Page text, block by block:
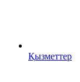
Қызметтер